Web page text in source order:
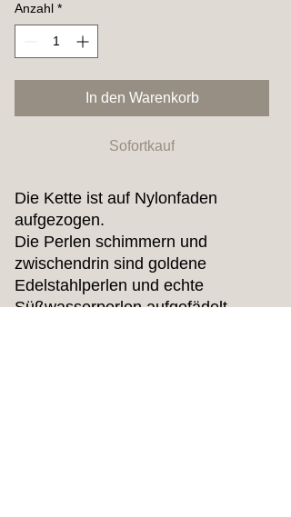
Anzahl *
In den Warenkorb
Sofortkauf
Die Kette ist auf Nylonfaden
aufgezogen.
Die Perlen schimmern und
zwischendrin sind goldene
Edelstahlperlen und echte
Süßwasserperlen aufgefädelt.